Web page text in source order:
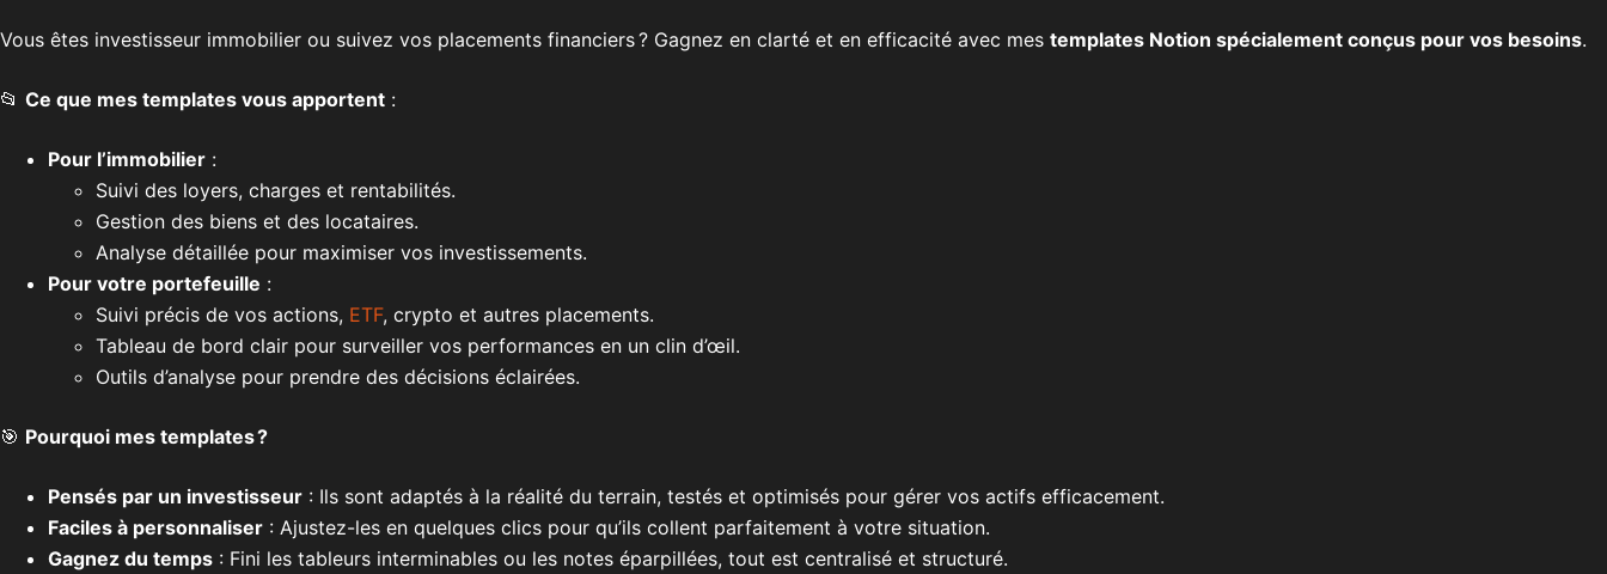
Vous êtes investisseur immobilier ou suivez vos placements financiers ? Gagnez en clarté et en efficacité avec mes templates Notion spécialement conçus pour vos besoins.
📂 Ce que mes templates vous apportent :
Pour l’immobilier :
Suivi des loyers, charges et rentabilités.
Gestion des biens et des locataires.
Analyse détaillée pour maximiser vos investissements.
Pour votre portefeuille :
Suivi précis de vos actions, ETF, crypto et autres placements.
Tableau de bord clair pour surveiller vos performances en un clin d’œil.
Outils d’analyse pour prendre des décisions éclairées.
🎯 Pourquoi mes templates ?
Pensés par un investisseur : Ils sont adaptés à la réalité du terrain, testés et optimisés pour gérer vos actifs efficacement.
Faciles à personnaliser : Ajustez-les en quelques clics pour qu’ils collent parfaitement à votre situation.
Gagnez du temps : Fini les tableurs interminables ou les notes éparpillées, tout est centralisé et structuré.